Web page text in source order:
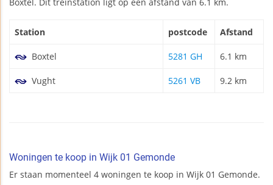
Station postcode Afstand
Boxtel 5281 GH 6.1 km
Vught 5261 VB 9.2 km
Woningen te koop in Wijk 01 Gemonde
Er staan momenteel 4 woningen te koop in Wijk 01 Gemonde.